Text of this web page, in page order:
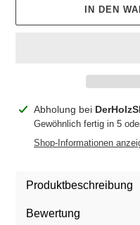
IN DEN
ProduktAbholung bei
Gewöhnlich fertig in 5
Shop-Informationen
Produktbeschreibung
Bewertung